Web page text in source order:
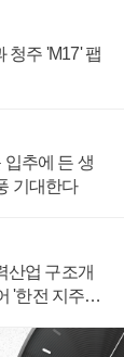
청주 'M17' 팹
입추에 든 생
기대한다
산업 구조개
'한전 지주사'